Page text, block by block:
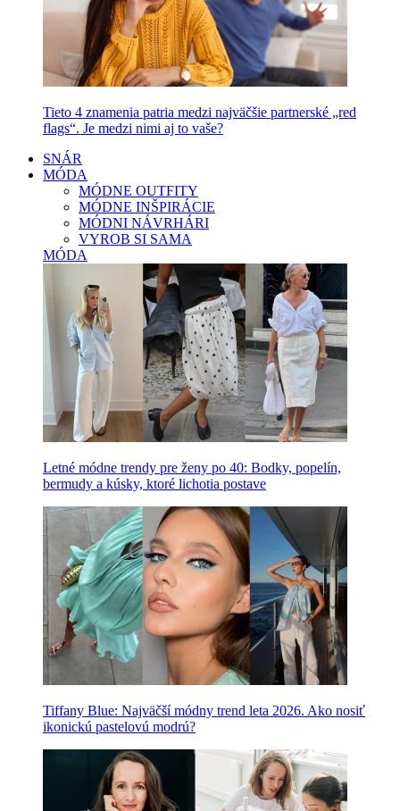
Tieto 4 znamenia patria medzi najväčšie partnerské „red
flags“. Je medzi nimi aj to vaše?
SNÁR
MÓDA
MÓDNE OUTFITY
MÓDNE INŠPIRÁCIE
MÓDNI NÁVRHÁRI
VYROB SI SAMA
MÓDA
Letné módne trendy pre ženy po 40: Bodky, popelín,
bermudy a kúsky, ktoré lichotia postave
Tiffany Blue: Najväčší módny trend leta 2026. Ako nosiť
ikonickú pastelovú modrú?